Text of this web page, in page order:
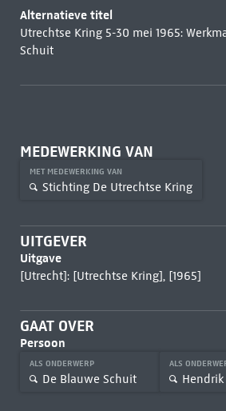
Alternatieve titel
Utrechtse Kring 5-30 mei 1965:
Schuit
MEDEWERKING VAN
MET MEDEWERKING VAN
Stichting De Utrechtse Kring
UITGEVER
Uitgave
[Utrecht]: [Utrechtse Kring], [1965]
GAAT OVER
Persoon
ALS ONDERWERP
De Blauwe Schuit
ALS
Hendrik